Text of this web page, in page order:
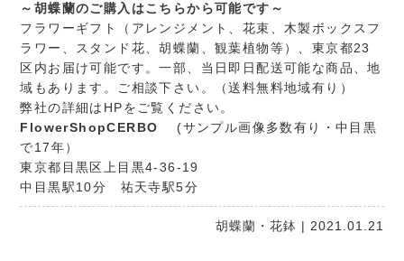
～胡蝶蘭のご購入はこちらから可能です～
フラワーギフト（アレンジメント、花束、木製ボックスフ
ラワー、スタンド花、胡蝶蘭、観葉植物等）、東京都23
区内お届け可能です。一部、当日即日配送可能な商品、地
域もあります。ご相談下さい。（送料無料地域有り）
弊社の詳細はHPをご覧ください。
FlowerShopCERBO
(サンプル画像多数有り・中目黒
で17年）
東京都目黒区上目黒4-36-19
中目黒駅10分 祐天寺駅5分
胡蝶蘭・花鉢 | 2021.01.21